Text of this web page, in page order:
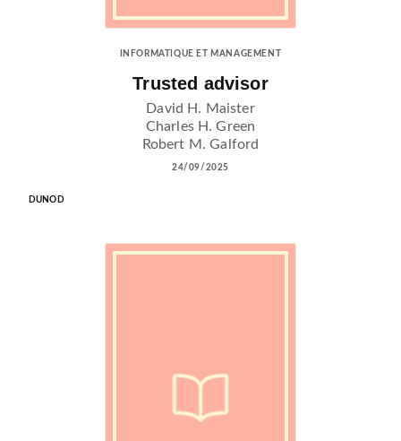
INFORMATIQUE ET MANAGEMENT
Trusted advisor
David H. Maister
Charles H. Green
Robert M. Galford
24/09/2025
DUNOD